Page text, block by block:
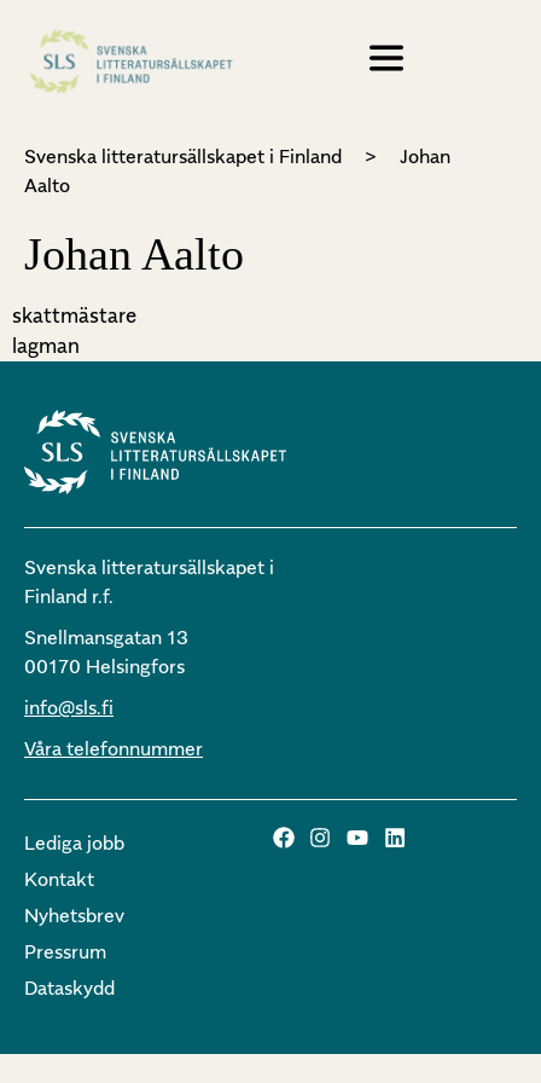
Svenska litteratursällskapet i Finland >
Johan
Aalto
Johan Aalto
skattmästare
lagman
Svenska litteratursällskapet i
Finland r.f.
Snellmansgatan 13
00170 Helsingfors
info@sls.fi
Våra telefonnummer
Lediga jobb
Kontakt
Nyhetsbrev
Pressrum
Dataskydd